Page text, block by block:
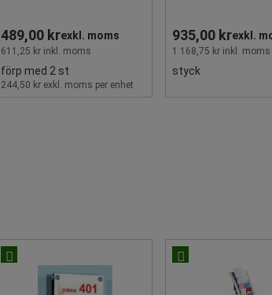
489,00 krexkl. moms
611,25 kr inkl. moms
förp med 2 st
244,50 kr exkl. moms per enhet
935,00 krexkl.
1 168,75 kr inkl. moms
styck